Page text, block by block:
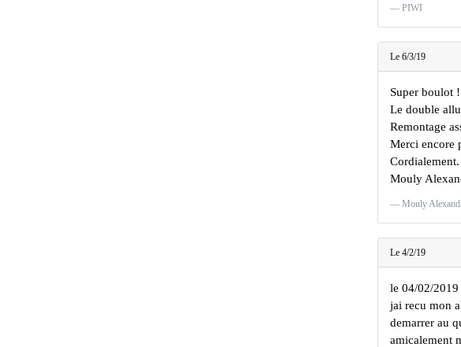
PIWI
Le 6/3/19
Super boulot
Le double
Remontage
Merci encore
Cordialement.
Mouly
Mouly
Le 4/2/19
le 04/02/2019
jai recu mon
demarrer au
amicalement